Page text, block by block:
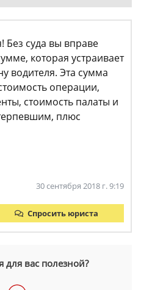
Без суда вы вправе
которая устраивает
водителя. Эта сумма
операции,
стоимость палаты и
плюс
30 сентября 2018 г. 9:19
Спросить юриста
для вас полезной?